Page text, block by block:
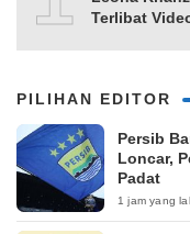
Terlibat
PILIHAN EDITOR
Persib
Loncar,
Padat
1 jam yang